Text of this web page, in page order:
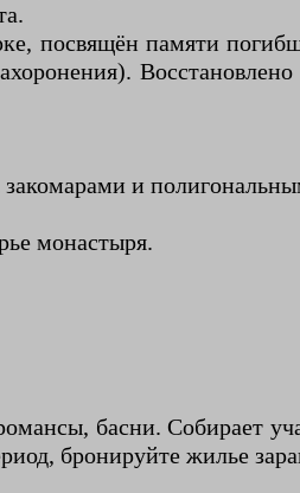
посвящён памяти
закомарами и
монастыря.
басни. Собирает
бронируйте жилье